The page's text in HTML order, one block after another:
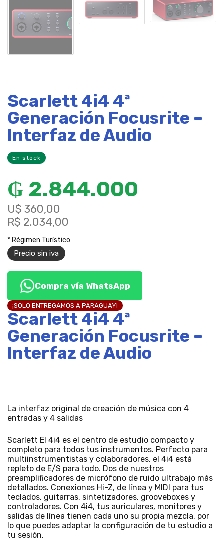
Scarlett 4i4 4ª
Generación Focusrite –
Interfaz de Audio
En stock
₲ 2.844.000
U$ 360,00
R$ 2.034,00
* Régimen Turístico
Precio sin iva
Compra vía WhatsApp
¡SOLO ENTREGAMOS A PARAGUAY!
Scarlett 4i4 4ª
Generación Focusrite –
Interfaz de Audio
La interfaz original de creación de música con 4
entradas y 4 salidas
Scarlett El 4i4 es el centro de estudio compacto y
completo para todos tus instrumentos. Perfecto para
multiinstrumentistas y colaboradores, el 4i4 está
repleto de E/S para todo. Dos de nuestros
preamplificadores de micrófono de ruido ultrabajo más
detallados. Conexiones Hi-Z, de línea y MIDI para tus
teclados, guitarras, sintetizadores, grooveboxes y
controladores. Con 4i4, tus auriculares, monitores y
salidas de línea tienen cada uno su propia mezcla, por
lo que puedes adaptar la configuración de tu estudio a
tu sesión.